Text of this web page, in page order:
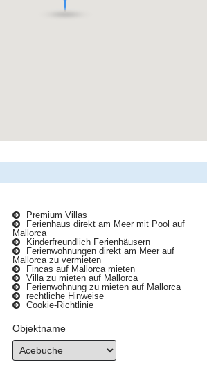
Premium Villas
Ferienhaus direkt am Meer mit Pool auf
Mallorca
Kinderfreundlich Ferienhäusern
Ferienwohnungen direkt am Meer auf
Mallorca zu vermieten
Fincas auf Mallorca mieten
Villa zu mieten auf Mallorca
Ferienwohnung zu mieten auf Mallorca
rechtliche Hinweise
Cookie-Richtlinie
Objektname